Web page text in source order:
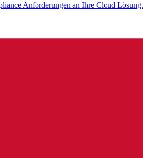
Anforderungen an Ihre Cloud Lösung.